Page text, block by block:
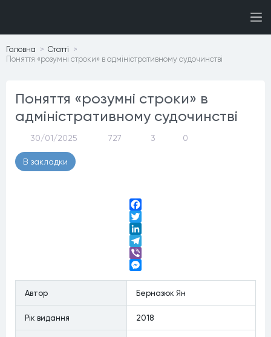
Головна
Статтi
Поняття «розумні строки» в адміністративному судочинстві
Поняття «розумні строки» в
адміністративному судочинстві
30/01/2025 727 3 0
В закладки
Facebook
Twitter
LinkedIn
Telegram
Viber
Автор
Берназюк Ян
Рiк видання 2018